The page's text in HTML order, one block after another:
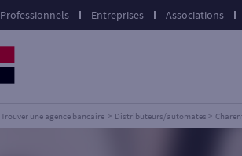
Professionnels Entreprises Associations
Trouver une agence bancaire Distributeurs/automates